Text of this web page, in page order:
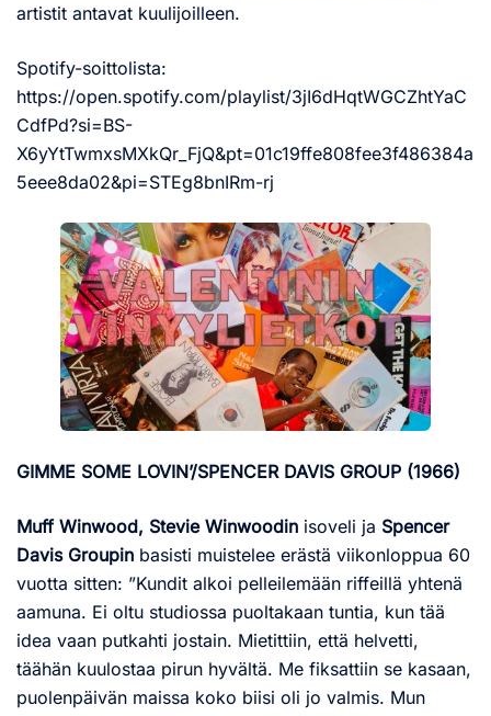
artistit antavat kuulijoilleen.
Spotify-soittolista:
https://open.spotify.com/playlist/3jI6dHqtWGCZhtYaC
CdfPd?si=BS-
X6yYtTwmxsMXkQr_FjQ&pt=01c19ffe808fee3f486384a
5eee8da02&pi=STEg8bnIRm-rj
GIMME SOME LOVIN’/SPENCER DAVIS GROUP (1966)
Muff Winwood, Stevie Winwoodin isoveli ja Spencer
Davis Groupin basisti muistelee erästä viikonloppua 60
vuotta sitten: ”Kundit alkoi pelleilemään riffeillä yhtenä
aamuna. Ei oltu studiossa puoltakaan tuntia, kun tää
idea vaan putkahti jostain. Mietittiin, että helvetti,
täähän kuulostaa pirun hyvältä. Me fiksattiin se kasaan,
puolenpäivän maissa koko biisi oli jo valmis. Mun